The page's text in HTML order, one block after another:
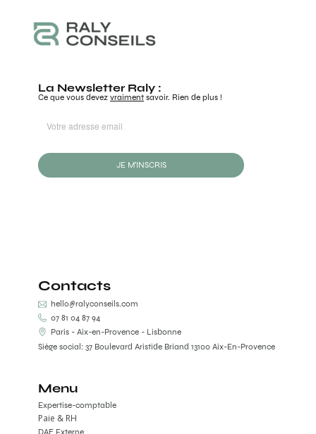
La Newsletter Raly :
Ce que vous devez vraiment savoir. Rien de plus !
JE M'INSCRIS
Contacts
hello@ralyconseils.com
07 81 04 87 94
Paris - Aix-en-Provence - Lisbonne
Siège social: 37 Boulevard Aristide Briand 13100 Aix-En-Provence
Menu
Expertise-comptable
DAF Externe
Paie & RH